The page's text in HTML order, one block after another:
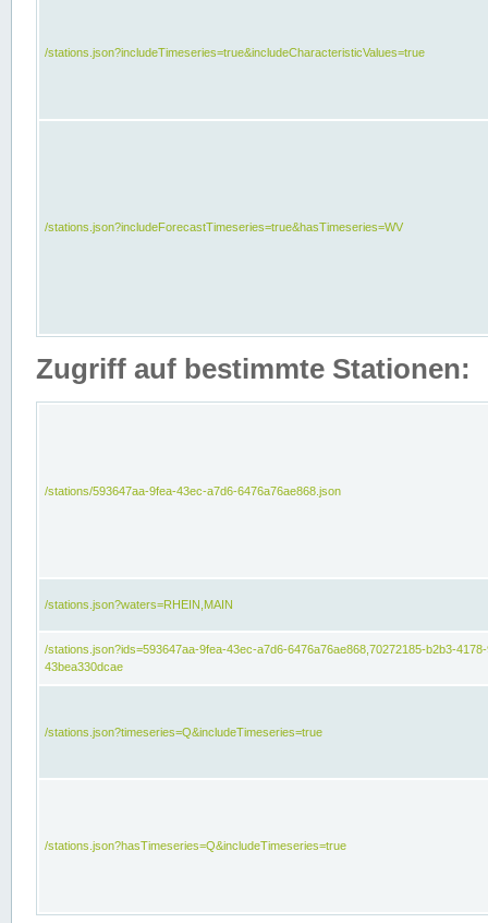
/stations.json?includeTimeseries=true&includeCharacteristicValues=true
/stations.json?includeForecastTimeseries=true&hasTimeseries=WV
Zugriff auf bestimmte Stationen:
/stations/593647aa-9fea-43ec-a7d6-6476a76ae868.json
/stations.json?waters=RHEIN,MAIN
/stations.json?ids=593647aa-9fea-43ec-a7d6-6476a76ae868,70272185-b2b3-
43bea330dcae
/stations.json?timeseries=Q&includeTimeseries=true
/stations.json?hasTimeseries=Q&includeTimeseries=true